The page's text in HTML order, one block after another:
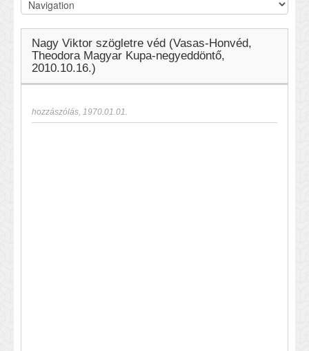
Nagy Viktor szögletre véd (Vasas-Honvéd,
Theodora Magyar Kupa-negyeddöntő,
2010.10.16.)
hozzászólás, 1970.01.01.